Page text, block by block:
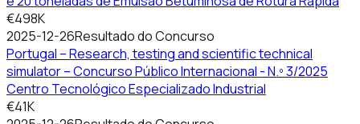
€498K
2025-12-26Resultado do Concurso
Portugal – Research, testing and scientific technical
simulator – Concurso Público Internacional - N.º 3/2025
Centro Tecnológico Especializado Industrial
€41K